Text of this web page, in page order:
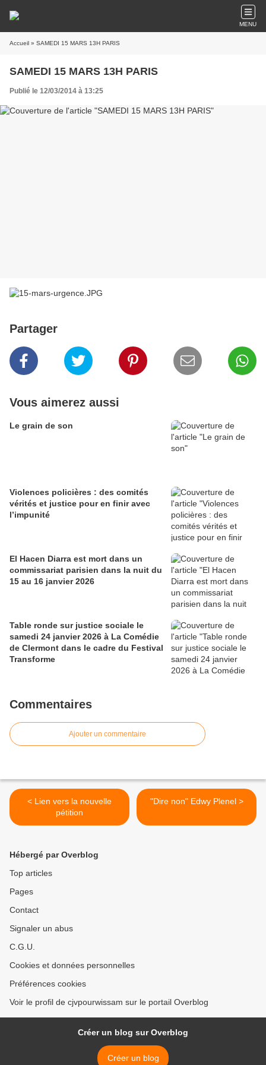
MENU
Accueil » SAMEDI 15 MARS 13H PARIS
SAMEDI 15 MARS 13H PARIS
Publié le 12/03/2014 à 13:25
Partager
Vous aimerez aussi
Le grain de son
Violences policières : des comités
vérités et justice pour en finir avec
l’impunité
El Hacen Diarra est mort dans un
commissariat parisien dans la nuit du
15 au 16 janvier 2026
Table ronde sur justice sociale le
samedi 24 janvier 2026 à La Comédie
de Clermont dans le cadre du Festival
Transforme
Commentaires
Ajouter un commentaire
< Lien vers la nouvelle
pétition
"Dire non" Edwy Plenel >
Hébergé par Overblog
Top articles
Pages
Contact
Signaler un abus
C.G.U.
Cookies et données personnelles
Préférences cookies
Voir le profil de cjvpourwissam sur le portail Overblog
Créer un blog sur Overblog
Créer un blog